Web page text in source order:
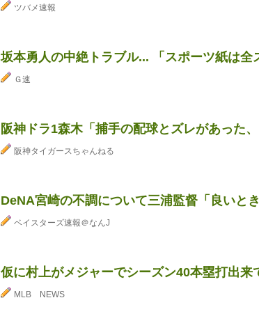
ツバメ速報
坂本勇人の中絶トラブル... 「スポーツ紙は全
Ｇ速
阪神ドラ1森木「捕手の配球とズレがあった
阪神タイガースちゃんねる
DeNA宮崎の不調について三浦監督「良いと
ベイスターズ速報＠なんJ
仮に村上がメジャーでシーズン40本塁打出来
MLB NEWS